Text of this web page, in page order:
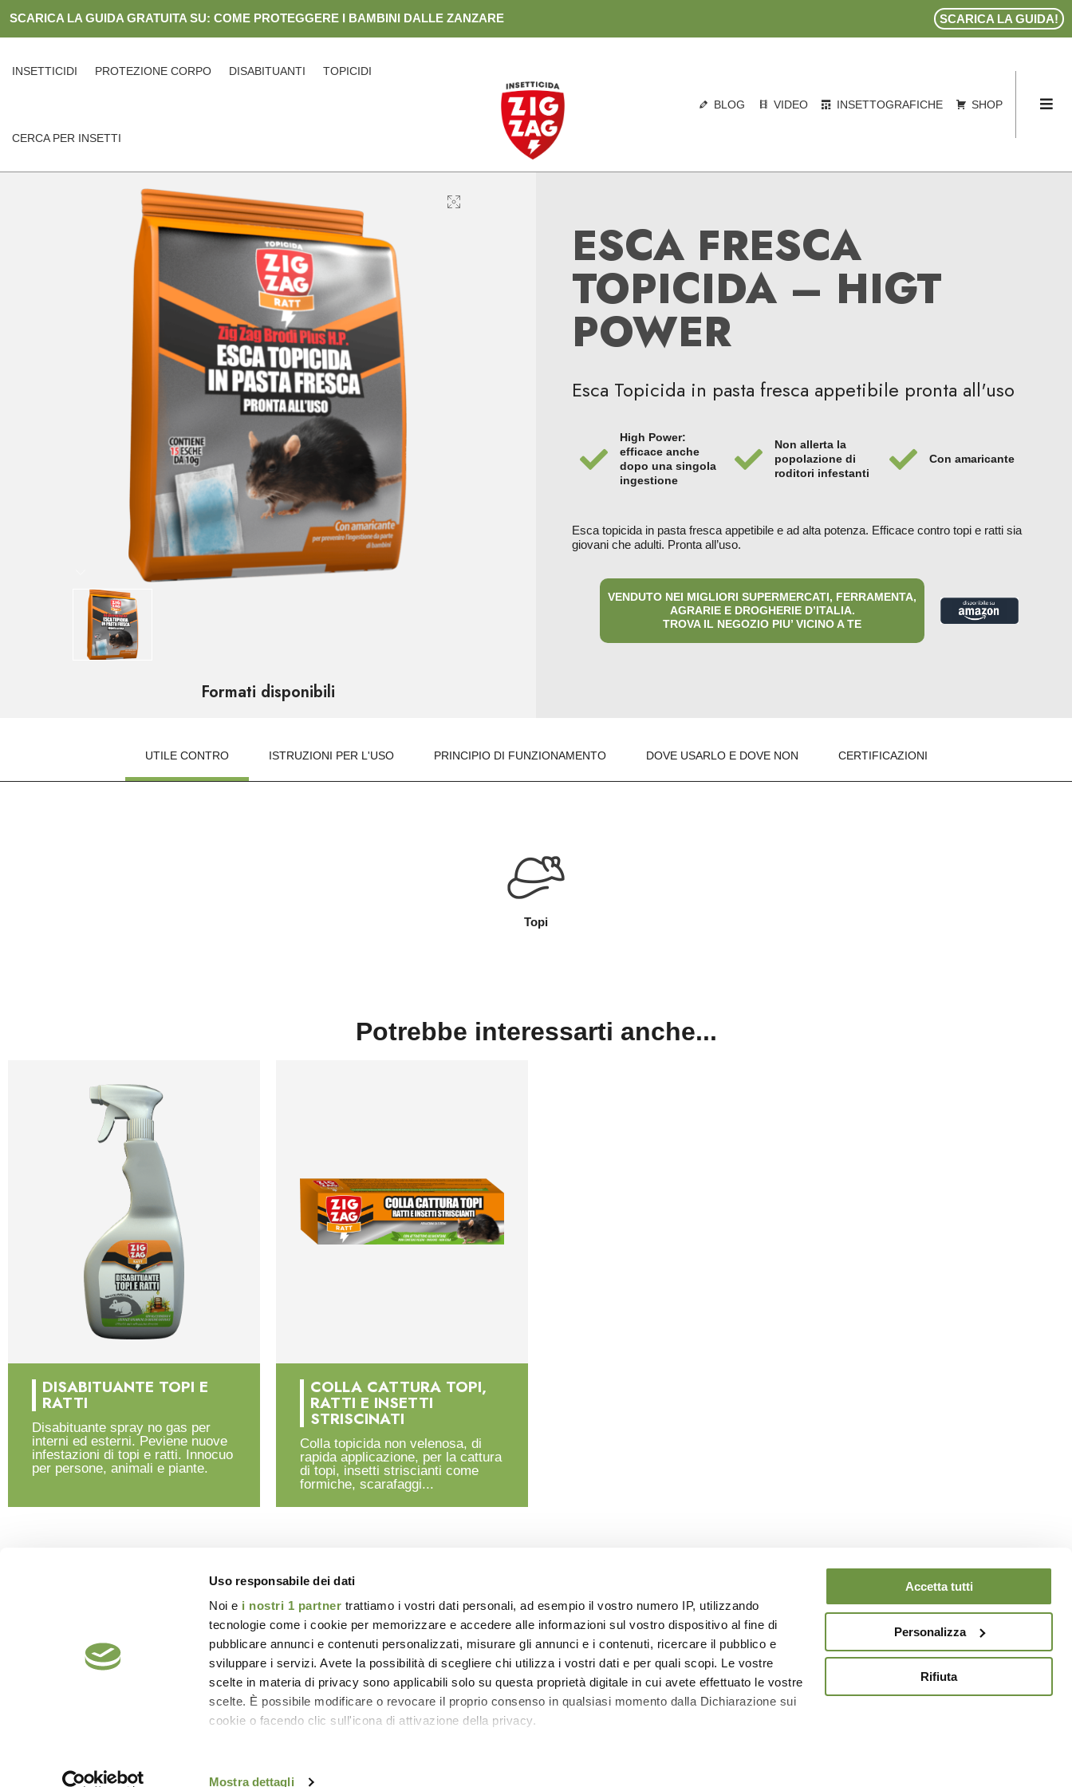
Uso responsabile dei dati
Noi e i nostri 1 partner trattiamo i vostri dati personali, ad esempio il vostro numero IP, utilizzando
tecnologie come i cookie per memorizzare e accedere alle informazioni sul vostro dispositivo al fine di
pubblicare annunci e contenuti personalizzati, misurare gli annunci e i contenuti, ricercare il pubblico e
sviluppare i servizi. Avete la possibilità di scegliere chi utilizza i vostri dati e per quali scopi. Le vostre
scelte in materia di privacy sono applicabili solo su questa proprietà digitale in cui avete effettuato le vostre
scelte. È possibile modificare o revocare il proprio consenso in qualsiasi momento dalla Dichiarazione sui
cookie o facendo clic sull'icona di attivazione della privacy.
dettagli. Puoi modificare o ritirare il tuo consenso in qualsiasi momento dalla Dichiarazione sui cookie.
Mostra dettagli
Accetta tutti
Personalizza
Rifiuta
content
SCARICA LA GUIDA GRATUITA SU: COME PROTEGGERE I BAMBINI DALLE ZANZARE SCARICA LA GUIDA!
INSETTICIDI PROTEZIONE CORPO DISABITUANTI TOPICIDI
CERCA PER INSETTI
BLOG VIDEO INSETTOGRAFICHE SHOP
Formati disponibili
ESCA FRESCA
TOPICIDA – HIGT
POWER
Esca Topicida in pasta fresca appetibile pronta all'uso
High Power:
efficace anche
dopo una singola
ingestione
Non allerta la
popolazione di
roditori infestanti
Con amaricante
Esca topicida in pasta fresca appetibile e ad alta potenza. Efficace contro topi e ratti sia
giovani che adulti. Pronta all’uso.
VENDUTO NEI MIGLIORI SUPERMERCATI, FERRAMENTA,
AGRARIE E DROGHERIE D’ITALIA.
TROVA IL NEGOZIO PIU’ VICINO A TE
UTILE CONTRO ISTRUZIONI PER L'USO PRINCIPIO DI FUNZIONAMENTO DOVE USARLO E DOVE NON CERTIFICAZIONI
Topi
Potrebbe interessarti anche...
DISABITUANTE TOPI E
RATTI
Disabituante spray no gas per
interni ed esterni. Peviene nuove
infestazioni di topi e ratti. Innocuo
per persone, animali e piante.
COLLA CATTURA TOPI,
RATTI E INSETTI
STRISCINATI
Colla topicida non velenosa, di
rapida applicazione, per la cattura
di topi, insetti striscianti come
formiche, scarafaggi...